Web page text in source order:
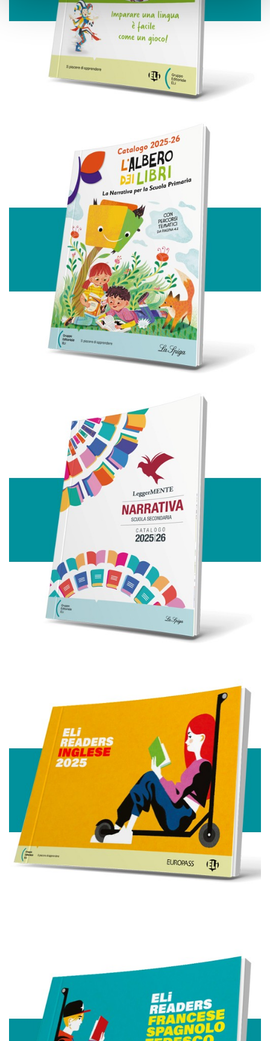
Approfondisci come vengono elaborati i tuoi dati personali
e imposta le tue preferenze nellasezione dettagli. Puoi
modificare o ritirare il tuo consenso in qualsiasi momento
dalla Dichiarazione sui cookie.
Utilizziamo i cookie per personalizzare contenuti ed
annunci, per fornire funzionalità dei social media e per
informazioni sul modo in cui utilizza il nostro sito con i
nostri partner che si occupano di analisi dei dati web,
pubblicità e social media, i quali potrebbero combinarle
con altre informazioni che ha fornito loro o che hanno
raccolto dal suo utilizzo dei loro servizi.